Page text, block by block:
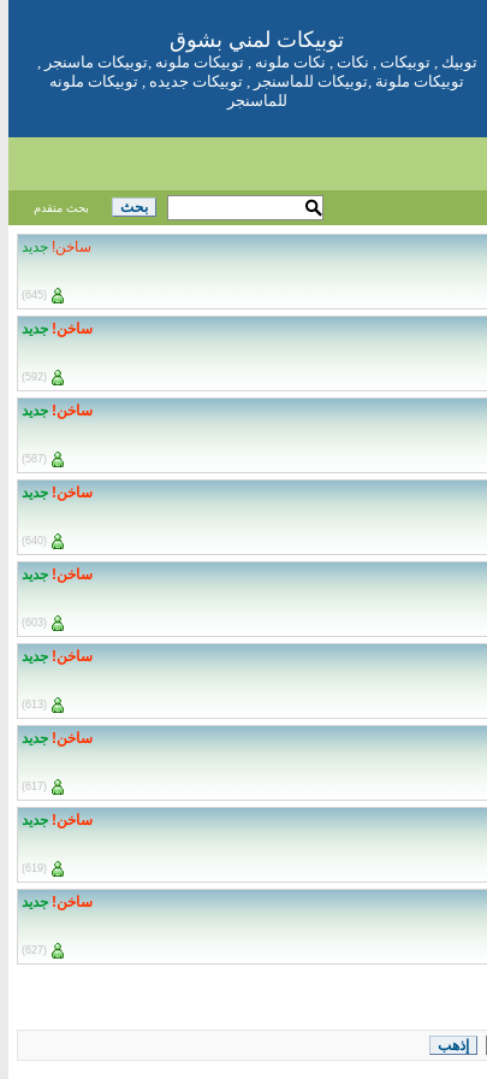
توبيكات لمني بشوق
توبيك ,توبيكات , نكات , نكات ملونه ,توبيكات ملونه ,توبيكات ماسنجر ,
توبيكات ملونة ,توبيكات للماسنجر , توبيكات جديده , توبيكات ملونه
للماسنجر
بحث متقدم
ساخن! جديد
(645)
ساخن! جديد
(592)
ساخن! جديد
(587)
ساخن! جديد
(640)
ساخن! جديد
(603)
ساخن! جديد
(613)
ساخن! جديد
(617)
ساخن! جديد
(619)
ساخن! جديد
(627)